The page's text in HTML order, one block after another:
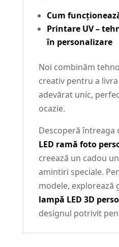
Cum
Printare UV –
în personalizare
Noi combinăm
creativ pentru a
adevărat unic,
ocazie.
Descoperă întreaga
LED ramă foto
creează un cadou
amintiri speciale.
modele, explorează
lampă LED 3D
designul potrivit